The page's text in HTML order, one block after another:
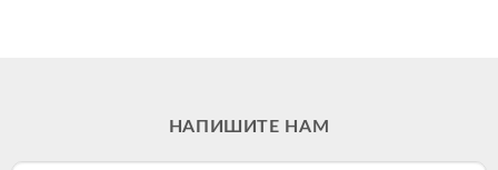
НАПИШИТЕ НАМ